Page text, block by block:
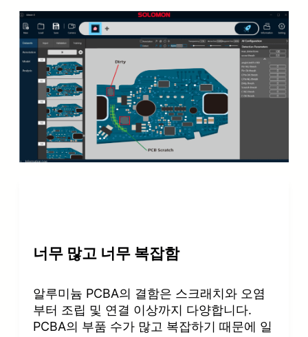
너무 많고 너무 복잡함
알루미늄 PCBA의 결함은 스크래치와 오염
부터 조립 및 연결 이상까지 다양합니다.
PCBA의 부품 수가 많고 복잡하기 때문에 일